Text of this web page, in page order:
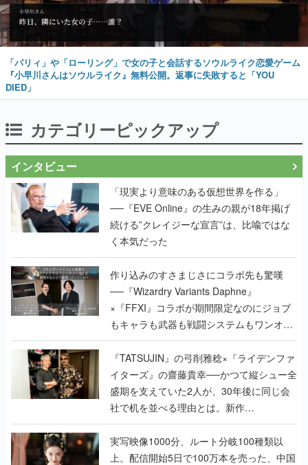
「パリィ」や「ローリング」で女の子と会話するソウルライク恋愛ゲーム
『小早川さんはソウルライク』無料公開。返事に失敗すると「YOU
DIED」
カテゴリーピックアップ
インタビュー
「現実より意味のある仮想世界を作る」
──『EVE Online』の生みの親が18年掲げ
続ける”クレイジーな宣言”は、比喩ではな
く本気だった
作り込みのすさまじさにコラボ先も驚嘆
──『Wizardry Variants Daphne』
×『FFXI』コラボが期間限定なのにジョブ
もキャラも武器も戦闘システムもワンオフ
で作り込まれた理由を両ディレクターに聞
く
『TATSUJIN』の弓削雅稔×『ライデンファ
イターズ』の齋藤貴幸──かつて縦シュー全
盛期を支えていた2人が、30年後に同じ会
社で机を並べる理由とは。新作
『TATSUJIN EXTREME』で初タッグを組
んだレジェンド2人に訊く開発秘話
実写映像1000分、ルート分岐100種類以
上。配信開始5日で100万本を売った、中国